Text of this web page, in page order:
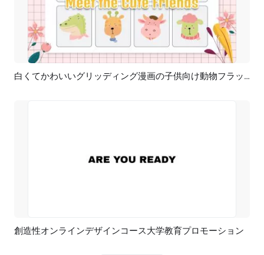
プレビュー AI再生成 白くてかわいいグリッディング漫画の子供向け動物フラッシュカード早期教育
プレビュー AI再生成
創造性オンラインデザインコース大学教育プロモーション